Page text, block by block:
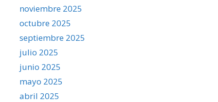
noviembre 2025
octubre 2025
septiembre 2025
julio 2025
junio 2025
mayo 2025
abril 2025